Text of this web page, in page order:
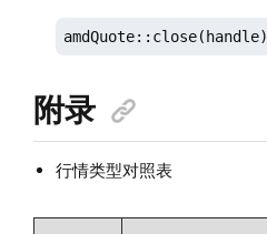
amdQuote::close(handle)
附录
行情类型对照表